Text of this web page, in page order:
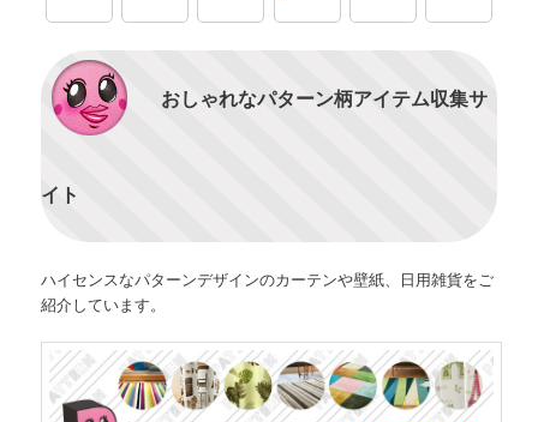
おしゃれなパターン柄アイテム収集サ
イト
ハイセンスなパターンデザインのカーテンや壁紙、日用雑貨をご
紹介しています。